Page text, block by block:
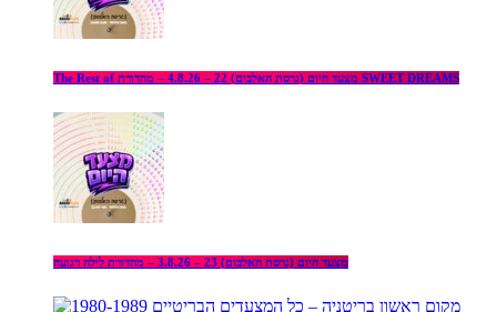
The Rest of מצעד היום (גרסת האלבום) 22 – 4.8.26 – מהדורת SWEET DREAMS
מצעד היום (גרסת האלבום) 23 – 3.8.26 – מהדורת לילה רגועה